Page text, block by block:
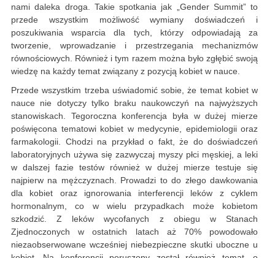
nami daleka droga. Takie spotkania jak „Gender Summit” to
przede wszystkim możliwość wymiany doświadczeń i
poszukiwania wsparcia dla tych, którzy odpowiadają za
tworzenie, wprowadzanie i przestrzegania mechanizmów
równościowych. Również i tym razem można było zgłębić swoją
wiedzę na każdy temat związany z pozycją kobiet w nauce.
Przede wszystkim trzeba uświadomić sobie, że temat kobiet w
nauce nie dotyczy tylko braku naukowczyń na najwyższych
stanowiskach. Tegoroczna konferencja była w dużej mierze
poświęcona tematowi kobiet w medycynie, epidemiologii oraz
farmakologii. Chodzi na przykład o fakt, że do doświadczeń
laboratoryjnych używa się zazwyczaj myszy płci męskiej, a leki
w dalszej fazie testów również w dużej mierze testuje się
najpierw na mężczyznach. Prowadzi to do złego dawkowania
dla kobiet oraz ignorowania interferencji leków z cyklem
hormonalnym, co w wielu przypadkach może kobietom
szkodzić. Z leków wycofanych z obiegu w Stanach
Zjednoczonych w ostatnich latach aż 70% powodowało
niezaobserwowane wcześniej niebezpieczne skutki uboczne u